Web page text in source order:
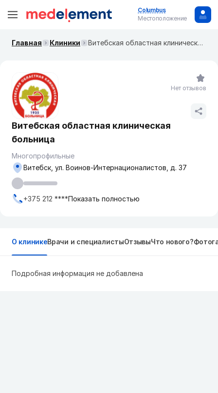
Columbus
Местоположение
Главная Клиники Витебская областная клиническая больница
Витебская областная клиническая
больница
Многопрофильные
Витебск, ул. Воинов-Интернационалистов, д. 37
+375 212 ****Показать полностью
Нет отзывов
О клиникеВрачи и специалистыОтзывыЧто нового?
Подробная информация не добавлена